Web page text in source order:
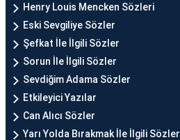
Henry Louis Mencken Sözleri
Eski Sevgiliye Sözler
Şefkat İle İlgili Sözler
Sorun İle İlgili Sözler
Sevdiğim Adama Sözler
Etkileyici Yazılar
Can Alıcı Sözler
Yarı Yolda Bırakmak İle İlgili Sözler